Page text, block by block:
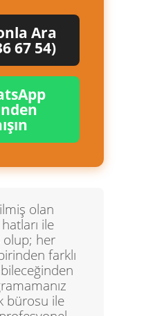
Ara
67 54)
olan
ile
olup; her
farklı
bürosu ile